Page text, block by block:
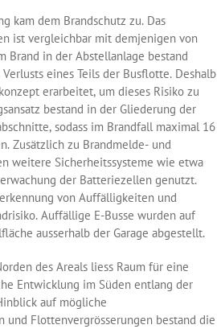
kam dem Brandschutz zu. Das
ist vergleichbar mit demjenigen von
Brand in der Abstellanlage bestand
eines Teils der Busflotte. Deshalb
erarbeitet, um dieses Risiko zu
bestand in der Gliederung der
sodass im Brandfall maximal 16
Zusätzlich zu Brandmelde- und
weitere Sicherheitssysteme wie etwa
der Batteriezellen genutzt.
von Auffälligkeiten und
Auffällige E-Busse wurden auf
ausserhalb der Garage abgestellt.
des Areals liess Raum für eine
Entwicklung im Süden entlang der
auf mögliche
und Flottenvergrösserungen bestand die